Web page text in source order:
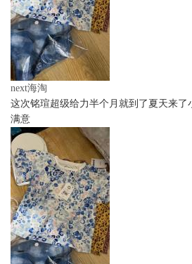
next海淘
这次铭瑄超级给力半个月就到了夏天来了
满意